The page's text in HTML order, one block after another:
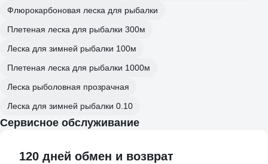
Флюрокарбоновая леска для рыбалки
Плетeная леска для рыбалки 300м
Леска для зимней рыбалки 100м
Плетeная леска для рыбалки 1000м
Леска рыболовная прозрачная
Леска для зимней рыбалки 0.10
Сервисное обслуживание
120 дней обмен и возврат